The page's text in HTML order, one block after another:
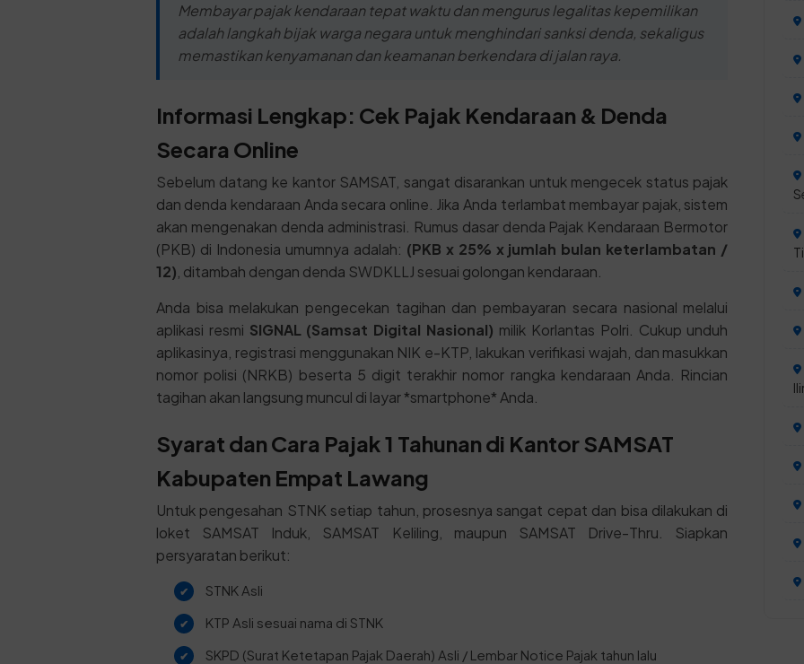
Membayar pajak kendaraan tepat waktu dan mengurus legalitas kepemilikan
adalah langkah bijak warga negara untuk menghindari sanksi denda, sekaligus
memastikan kenyamanan dan keamanan berkendara di jalan raya.
Informasi Lengkap: Cek Pajak Kendaraan & Denda
Secara Online
Sebelum datang ke kantor SAMSAT, sangat disarankan untuk mengecek status pajak
dan denda kendaraan Anda secara online. Jika Anda terlambat membayar pajak, sistem
akan mengenakan denda administrasi. Rumus dasar denda Pajak Kendaraan Bermotor
(PKB) di Indonesia umumnya adalah: (PKB x 25% x jumlah bulan keterlambatan /
12) , ditambah dengan denda SWDKLLJ sesuai golongan kendaraan.
Anda bisa melakukan pengecekan tagihan dan pembayaran secara nasional melalui
aplikasi resmi SIGNAL (Samsat Digital Nasional) milik Korlantas Polri. Cukup unduh
aplikasinya, registrasi menggunakan NIK e-KTP, lakukan verifikasi wajah, dan masukkan
nomor polisi (NRKB) beserta 5 digit terakhir nomor rangka kendaraan Anda. Rincian
tagihan akan langsung muncul di layar *smartphone* Anda.
Syarat dan Cara Pajak 1 Tahunan di Kantor SAMSAT
Kabupaten Empat Lawang
Untuk pengesahan STNK setiap tahun, prosesnya sangat cepat dan bisa dilakukan di
loket SAMSAT Induk, SAMSAT Keliling, maupun SAMSAT Drive-Thru. Siapkan
persyaratan berikut:
STNK Asli
KTP Asli sesuai nama di STNK
SKPD (Surat Ketetapan Pajak Daerah) Asli / Lembar Notice Pajak tahun lalu